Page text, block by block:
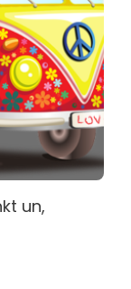
un,